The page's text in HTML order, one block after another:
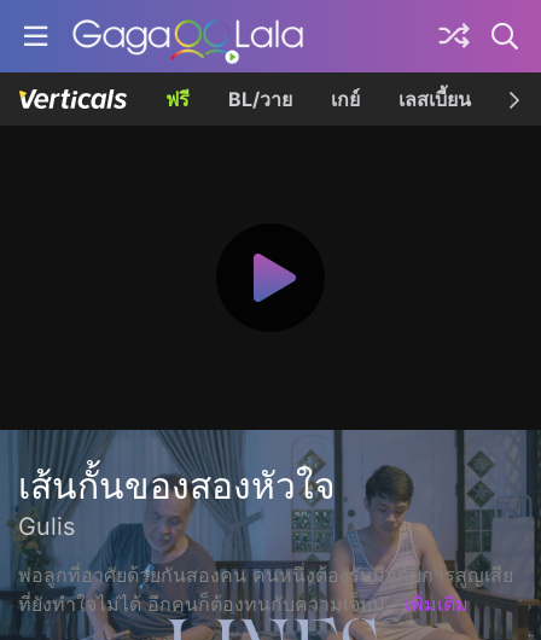
ฟรี BL/วาย เกย์ เลสเบี้ยน เค
เส้นกั้นของสองหัวใจ
Gulis
พ่อลูกที่อาศัยด้วยกันสองคน คนหนึ่งต้องรับมือกับการสูญเสีย
ที่ยังทำใจไม่ได้ อีกคนก็ต้องทนกับความเจ็บป่... เพิ่มเติม